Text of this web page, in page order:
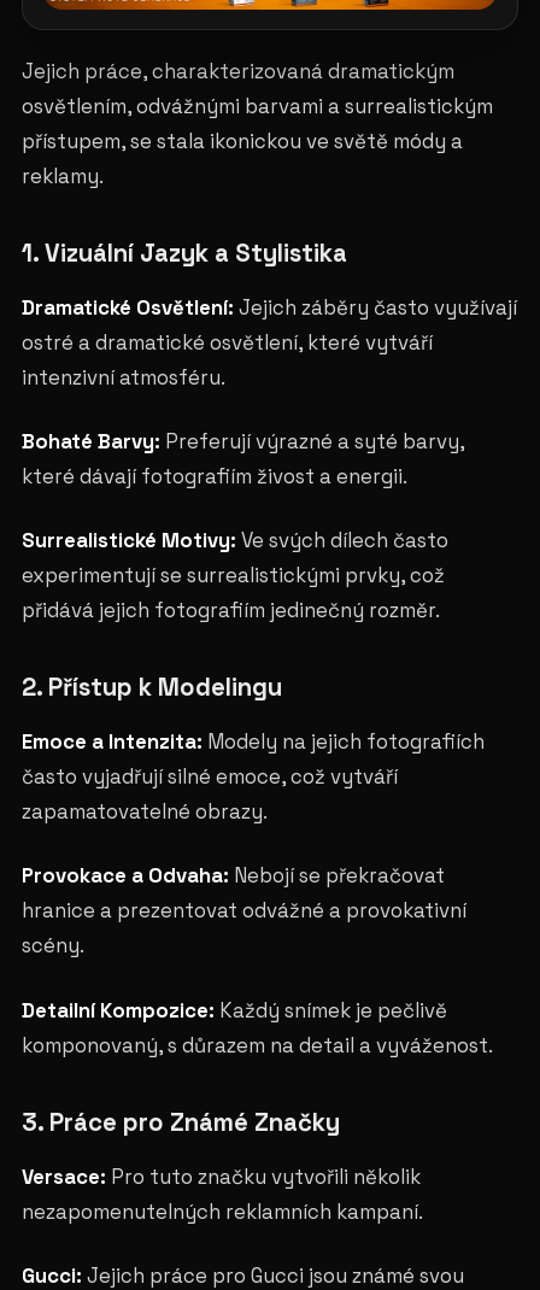
Jejich práce, charakterizovaná dramatickým
osvětlením, odvážnými barvami a surrealistickým
přístupem, se stala ikonickou ve světě módy a
reklamy.
1. Vizuální Jazyk a Stylistika
Dramatické Osvětlení: Jejich záběry často využívají
ostré a dramatické osvětlení, které vytváří
intenzivní atmosféru.
Bohaté Barvy: Preferují výrazné a syté barvy,
které dávají fotografiím živost a energii.
Surrealistické Motivy: Ve svých dílech často
experimentují se surrealistickými prvky, což
přidává jejich fotografiím jedinečný rozměr.
2. Přístup k Modelingu
Emoce a Intenzita: Modely na jejich fotografiích
často vyjadřují silné emoce, což vytváří
zapamatovatelné obrazy.
Provokace a Odvaha: Nebojí se překračovat
hranice a prezentovat odvážné a provokativní
scény.
Detailní Kompozice: Každý snímek je pečlivě
komponovaný, s důrazem na detail a vyváženost.
3. Práce pro Známé Značky
Versace: Pro tuto značku vytvořili několik
nezapomenutelných reklamních kampaní.
Gucci: Jejich práce pro Gucci jsou známé svou